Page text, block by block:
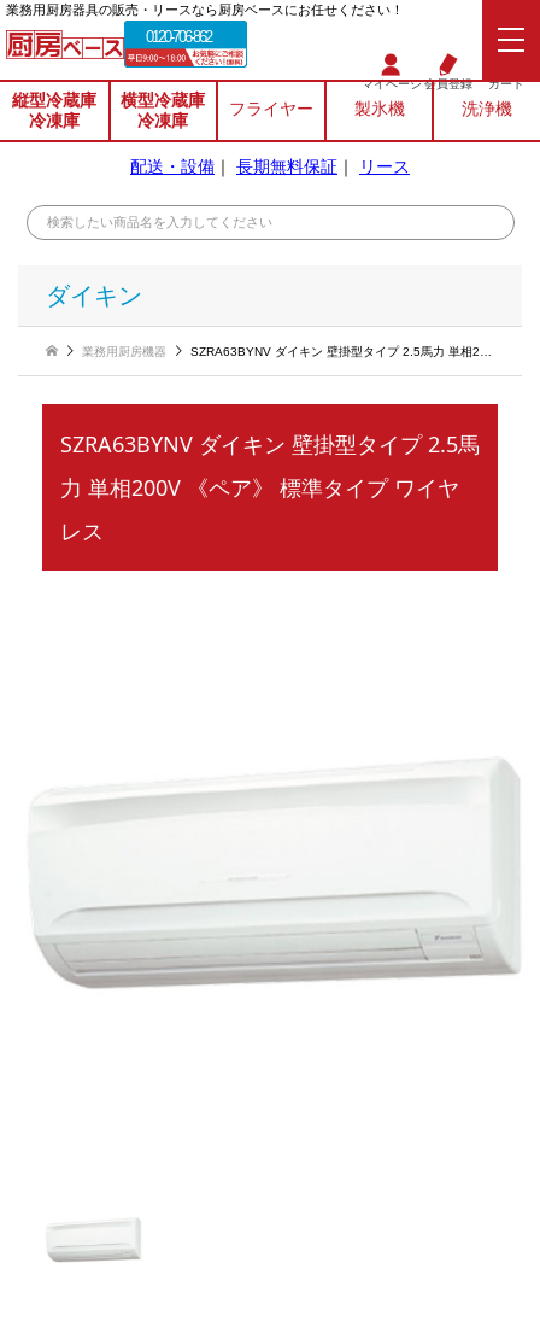
業務⽤厨房器具の販売・リースなら厨房ベースにお任せください！
0120-706-862
マイページ会員登録 カート
縦型冷蔵庫
冷凍庫
横型冷蔵庫
冷凍庫
フライヤー 製氷機 洗浄機
配送・設備 ｜ 長期無料保証 ｜ リース
ダイキン
業務用厨房機器 SZRA63BYNV ダイキン 壁掛型タイプ 2.5馬力 単相200V 《ペア》 標準タイプ ワイヤレス
SZRA63BYNV ダイキン 壁掛型タイプ 2.5馬
力 単相200V 《ペア》 標準タイプ ワイヤ
レス